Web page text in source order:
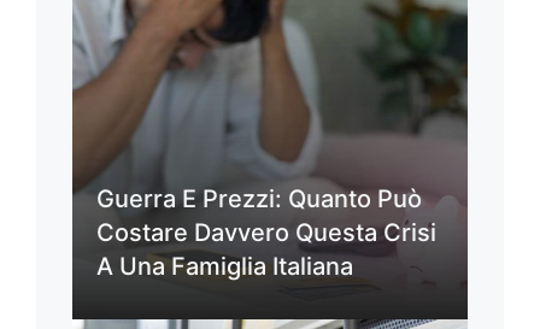
Guerra E Prezzi: Quanto Può
Costare Davvero Questa Crisi
A Una Famiglia Italiana